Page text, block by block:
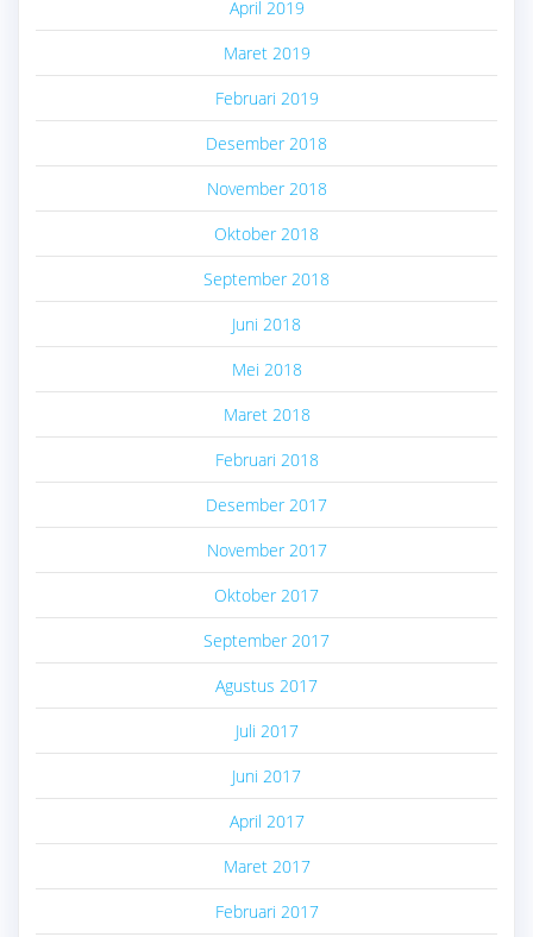
April 2019
Maret 2019
Februari 2019
Desember 2018
November 2018
Oktober 2018
September 2018
Juni 2018
Mei 2018
Maret 2018
Februari 2018
Desember 2017
November 2017
Oktober 2017
September 2017
Agustus 2017
Juli 2017
Juni 2017
April 2017
Maret 2017
Februari 2017